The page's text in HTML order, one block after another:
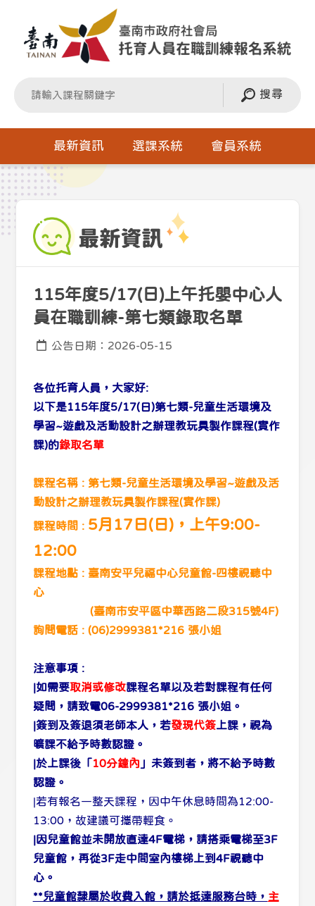
搜尋
最新資訊 選課系統 會員系統
115年度5/17(日)上午托嬰中心人
員在職訓練-第七類錄取名單
公告日期：2026-05-15
各位托育人員，大家好:
以下是115年度5/17(日)第七類-兒童生活環境及
學習~遊戲及活動設計之辦理教玩具製作課程(實作
課)的錄取名單
課程名稱 : 第七類-兒童生活環境及學習~遊戲及活
動設計之辦理教玩具製作課程(實作課)
課程時間 : 5月17日(日)，上午9:00-
12:00
課程地點 : 臺南安平兒福中心兒童館-四樓視聽中
心
(臺南市安平區中華西路二段315號4F)
詢問電話 : (06)2999381*216 張小姐
注意事項 :
|如需要取消或修改課程名單以及若對課程有任何
疑問，請致電06-2999381*216 張小姐。
|簽到及簽退須老師本人，若發現代簽上課，視為
曠課不給予時數認證。
|於上課後「10分鐘內 」未簽到者，將不給予時數
認證。
|若有報名一整天課程，因中午休息時間為12:00-
13:00，故建議可攜帶輕食。
|因兒童館並未開放直達4F電梯，請搭乘電梯至3F
兒童館，再從3F走中間室內樓梯上到4F視聽中
心。
**兒童館隸屬於收費入館，請於抵達服務台時， 主